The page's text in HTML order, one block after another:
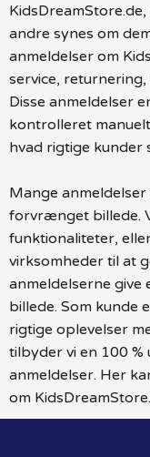
andre synes om
anmeldelser om
service,
Disse anmeldelser
kontrolleret
hvad rigtige kunder
Mange
forvrænget billede.
funktionaliteter,
virksomheder til at
anmeldelserne
billede. Som kunde
rigtige oplevelser
tilbyder vi en 100
anmeldelser. Her
om